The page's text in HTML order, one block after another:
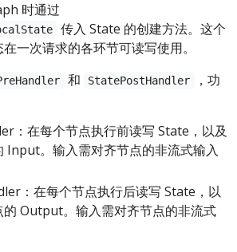
时通过
传入 State 的创建方法。这个
一次请求的各环节可读写使用。
和 StatePostHandler
，功
：在每个节点执行前读写 State，以及
Input。输入需对齐节点的非流式输入
：在每个节点执行后读写 State，以
的 Output。输入需对齐节点的非流式